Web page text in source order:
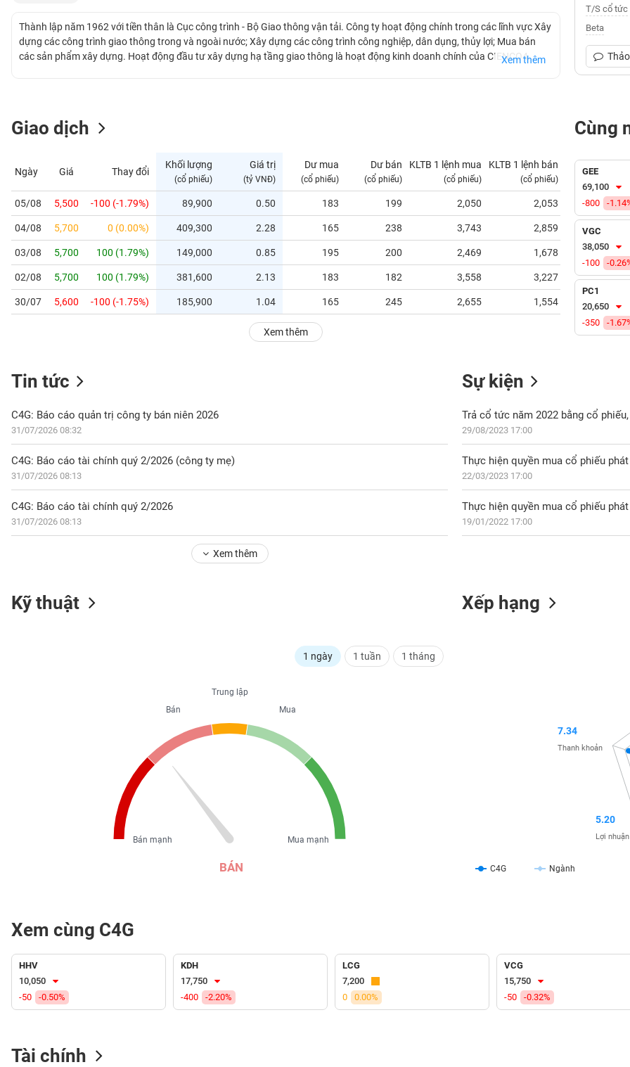
Thành lập năm 1962 với tiền thân là Cục công trình - Bộ Giao thông vận tải. Công ty hoạt động chính trong các lĩnh vực Xây
dựng các công trình giao thông trong và ngoài nước; Xây dựng các công trình công nghiệp, dân dụng, thủy lợi; Mua bán
các sản phẩm xây dựng. Hoạt động đầu tư xây dựng hạ tầng giao thông là hoạt động kinh doanh chính của CIENCO4.
Xem thêm
T/S cổ tức
Beta
Giao dịch
Ngày Giá Thay đổi
Khối lượng
(cổ phiếu)
Giá trị
(tỷ VNĐ)
Dư mua
(cổ phiếu)
Dư bán
(cổ phiếu)
KLTB 1 lệnh mua
(cổ phiếu)
KLTB 1 lệnh bán
(cổ phiếu)
05/08 5,500 -100 (-1.79%) 89,900 0.50 183 199 2,050 2,053 0.00
04/08 5,700 0 (0.00%) 409,300 2.28 165 238 3,743 2,859
03/08 5,700 100 (1.79%) 149,000 0.85 195 200 2,469 1,678 0.00
02/08 5,700 100 (1.79%) 381,600 2.13 183 182 3,558 3,227 0.00
30/07 5,600 -100 (-1.75%) 185,900 1.04 165 245 2,655 1,554 0.00
Xem thêm
Cùng
GEE
69,100
-800
-
VGC
38,050
-100
-
PC1
20,650
-350
-
Tin tức
C4G: Báo cáo quản trị công ty bán niên 2026
31/07/2026 08:32
C4G: Báo cáo tài chính quý 2/2026 (công ty mẹ)
31/07/2026 08:13
C4G: Báo cáo tài chính quý 2/2026
31/07/2026 08:13
Xem thêm
Sự kiện
Trả cổ tức năm 2022 bằng cổ
29/08/2023 17:00
Thực hiện quyền mua cổ phiếu
22/03/2023 17:00
Thực hiện quyền mua cổ phiếu
19/01/2022 17:00
Kỹ thuật
1 ngày 1 tuần 1 tháng
BÁN
Trung lập
Mua
Mua mạnh
Bán
Bán mạnh
Xếp hạng
C4G Ngành
5.20
Lợi nhuận
7.34
Thanh khoản
Xem cùng C4G
HHV
10,050
-50
-0.50%
KDH
17,750
-400
-2.20%
LCG
7,200
0
0.00%
VCG
15,750
-50
-0.32%
Tài chính
GIỚI
CÁ
NHÂN
PHÂN
TÍCH
VIETSTOCKFINANCE
DOANH
NGHIỆP
CỔ
PHIẾU
SINH
(-)
VS-
SECTOR